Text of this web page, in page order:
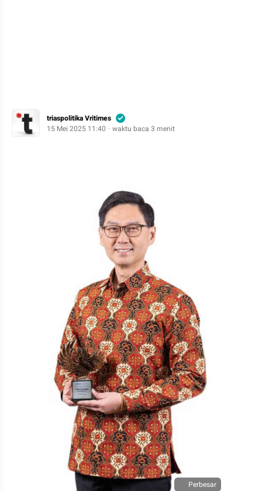
triaspolitika Vritimes
15 Mei 2025 11:40
waktu baca 3 menit
Perbesar